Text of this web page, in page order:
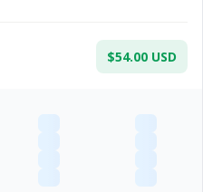
$54.00 USD